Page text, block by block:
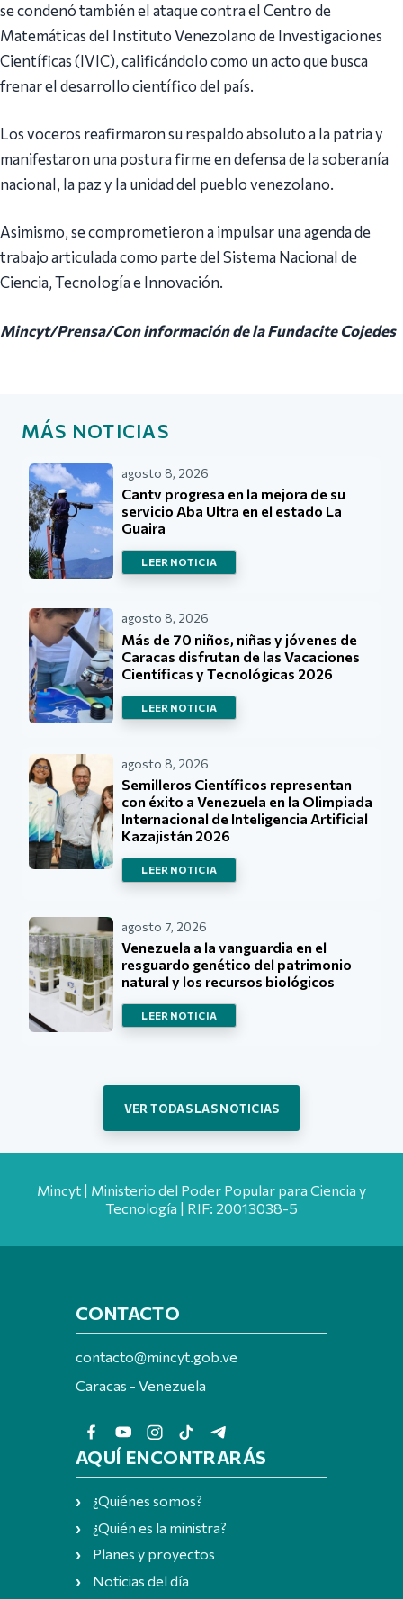
se condenó también el ataque contra el Centro de
Matemáticas del Instituto Venezolano de Investigaciones
Científicas (IVIC), calificándolo como un acto que busca
frenar el desarrollo científico del país.
Los voceros reafirmaron su respaldo absoluto a la patria y
manifestaron una postura firme en defensa de la soberanía
nacional, la paz y la unidad del pueblo venezolano.
Asimismo, se comprometieron a impulsar una agenda de
trabajo articulada como parte del Sistema Nacional de
Ciencia, Tecnología e Innovación.
Mincyt/Prensa/Con información de la Fundacite Cojedes
MÁS NOTICIAS
agosto 8, 2026
Cantv progresa en la mejora de su
servicio Aba Ultra en el estado La
Guaira
LEER NOTICIA
agosto 8, 2026
Más de 70 niños, niñas y jóvenes de
Caracas disfrutan de las Vacaciones
Científicas y Tecnológicas 2026
LEER NOTICIA
agosto 8, 2026
Semilleros Científicos representan
con éxito a Venezuela en la Olimpiada
Internacional de Inteligencia Artificial
Kazajistán 2026
LEER NOTICIA
agosto 7, 2026
Venezuela a la vanguardia en el
resguardo genético del patrimonio
natural y los recursos biológicos
LEER NOTICIA
VER TODAS LAS NOTICIAS
Mincyt | Ministerio del Poder Popular para Ciencia y
Tecnología | RIF: 20013038-5
CONTACTO
contacto@mincyt.gob.ve
Caracas - Venezuela
AQUÍ ENCONTRARÁS
¿Quiénes somos?
¿Quién es la ministra?
Planes y proyectos
Noticias del día